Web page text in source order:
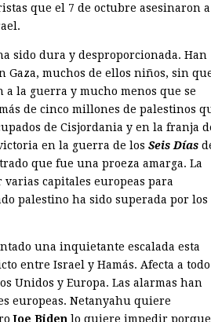
que el 7 de octubre asesinaron a
sido dura y desproporcionada. Han
muchos de ellos niños, sin
la guerra y mucho menos que se
de cinco millones de palestinos
de Cisjordania y en la franja
en la guerra de los Seis Días
que fue una proeza amarga. La
varias capitales europeas para
palestino ha sido superada por los
una inquietante escalada esta
entre Israel y Hamás. Afecta a todo
Unidos y Europa. Las alarmas han
europeas. Netanyahu quiere
Joe Biden lo quiere impedir porque